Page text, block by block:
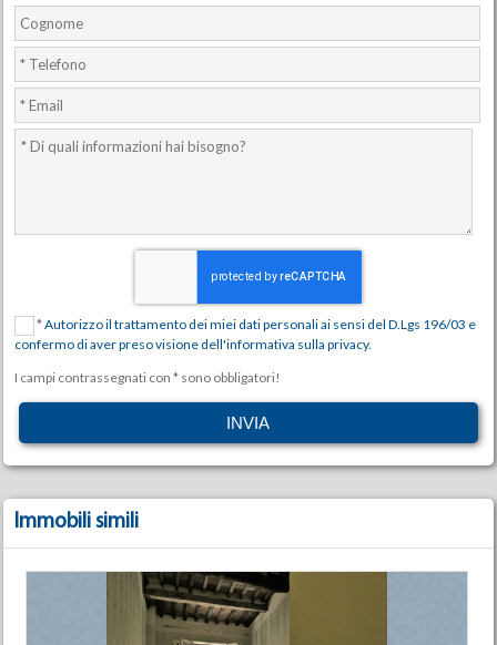
*Autorizzo il trattamento dei miei dati personali ai sensi del D.Lgs 196/03 e
confermo di aver preso visione dell'informativa sulla privacy.
I campi contrassegnati con * sono obbligatori!
Immobili simili